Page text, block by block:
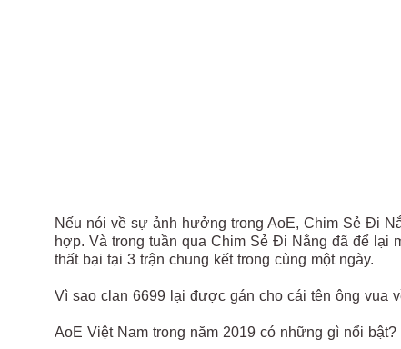
Nếu nói về sự ảnh hưởng trong AoE, Chim Sẻ Đi
hợp. Và trong tuần qua Chim Sẻ Đi Nắng đã để lại
thất bại tại 3 trận chung kết trong cùng một ngày.
Vì sao clan 6699 lại được gán cho cái tên ông vua
AoE Việt Nam trong năm 2019 có những gì nổi bật?